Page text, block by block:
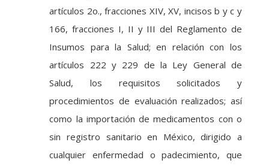
artículos 2o., fracciones XIV, XV, incisos b y c y
166, fracciones I, II y III del Reglamento de
Insumos para la Salud; en relación con los
artículos 222 y 229 de la Ley General de
Salud, los requisitos solicitados y
procedimientos de evaluación realizados; así
como la importación de medicamentos con o
sin registro sanitario en México, dirigido a
cualquier enfermedad o padecimiento, que